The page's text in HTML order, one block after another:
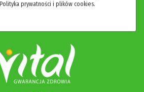
Polityka prywatności i plików cookies.